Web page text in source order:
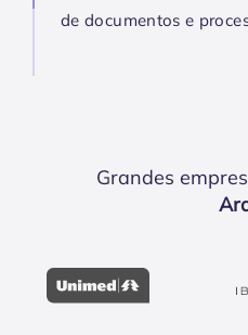
de documentos e
Grandes